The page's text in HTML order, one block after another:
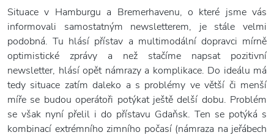
Situace v Hamburgu a Bremerhavenu, o které jsme vás
informovali samostatným newsletterem, je stále velmi
podobná. Tu hlásí přístav a multimodální dopravci mírně
optimistické zprávy a než stačíme napsat pozitivní
newsletter, hlásí opět námrazy a komplikace. Do ideálu má
tedy situace zatím daleko a s problémy ve větší či menší
míře se budou operátoři potýkat ještě delší dobu. Problém
se však nyní přelil i do přístavu Gdaňsk. Ten se potýká s
kombinací extrémního zimního počasí (námraza na jeřábech